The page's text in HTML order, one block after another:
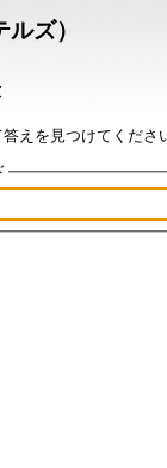
ズ）
答えを見つけてくださ